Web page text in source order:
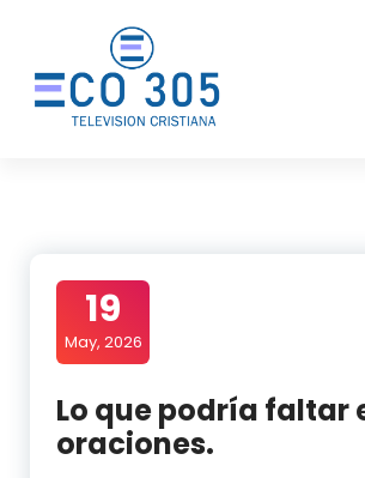
contenido
19
May, 2026
Lo que podría faltar
oraciones.